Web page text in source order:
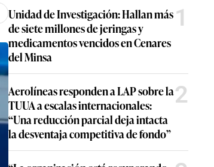
Unidad de Investigación: Hallan más
de siete millones de jeringas y
medicamentos vencidos en Cenares
del Minsa
1
Aerolíneas responden a LAP sobre la
TUUA a escalas internacionales:
“Una reducción parcial deja intacta
la desventaja competitiva de fondo”
2